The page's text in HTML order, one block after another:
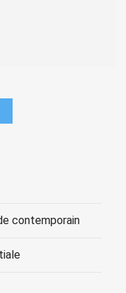
contemporain